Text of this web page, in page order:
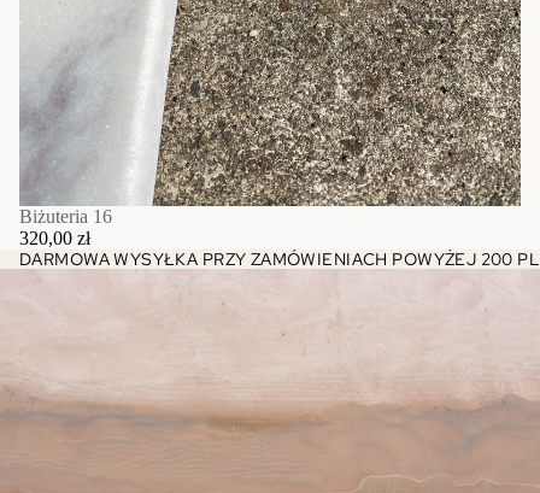
Biżuteria 16
320,00 zł
DARMOWA WYSYŁKA PRZY ZAMÓWIENIACH POWYŻEJ 200